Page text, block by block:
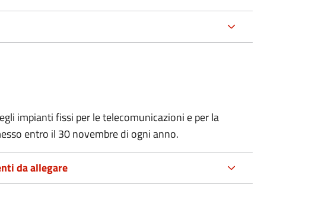
impianti fissi per le telecomunicazioni e per la
entro il 30 novembre di ogni anno.
da allegare